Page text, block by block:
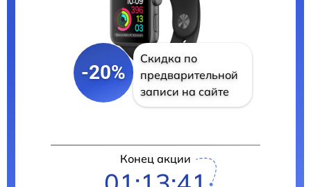
-20%
Скидка по
предварительной
записи на сайте
Конец акции